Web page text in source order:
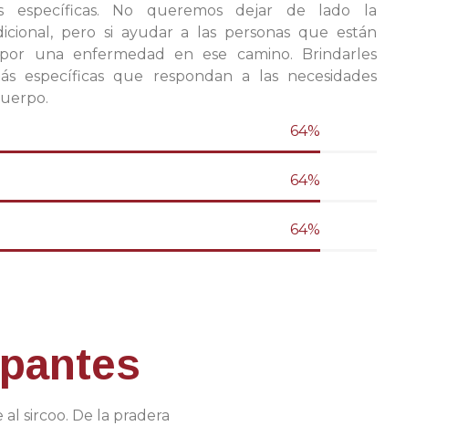
específicas. No queremos dejar de lado la
pero si ayudar a las personas que están
una enfermedad en ese camino. Brindarles
específicas que respondan a las necesidades
sircoo. De la pradera